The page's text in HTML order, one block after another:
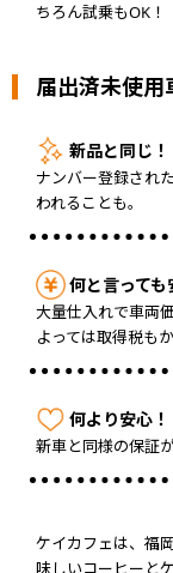
ちろん試乗もOK！
届出済未使用
新品と同じ！
ナンバー登録され
われることも。
何と言っても
大量仕入れで車両
よっては取得税も
何より安心！
新車と同様の保証
ケイカフェは、福
味しいコーヒーと